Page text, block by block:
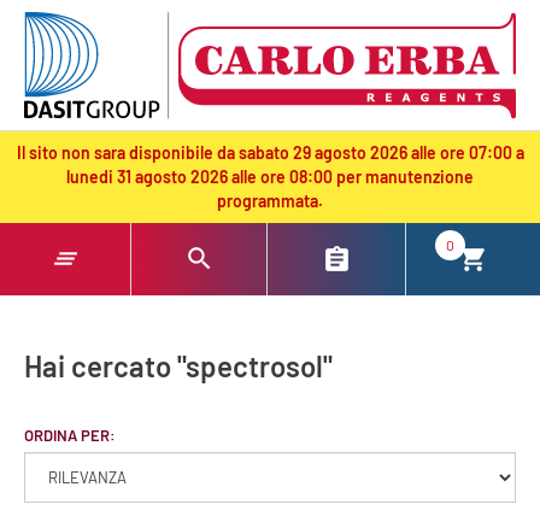
text.skipToContent
text.skipToNavigation
Il sito non sara disponibile da sabato 29 agosto 2026 alle ore 07:00 a
lunedi 31 agosto 2026 alle ore 08:00 per manutenzione
programmata.
0
Hai cercato "spectrosol"
ORDINA PER: